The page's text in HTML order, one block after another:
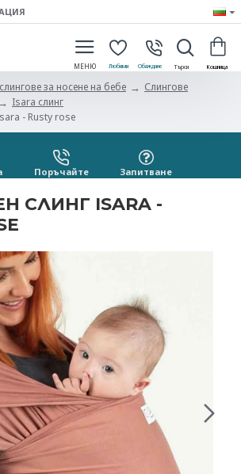
за носене на бебе
Слингове
Isara слинг
- Rusty rose
Поръчайте Запитванe
СЛИНГ ISARA -